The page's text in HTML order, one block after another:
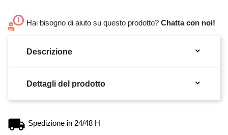
Hai bisogno di aiuto su questo prodotto? Chatta con noi!
Descrizione 
Dettagli del prodotto 
Spedizione in 24/48 H